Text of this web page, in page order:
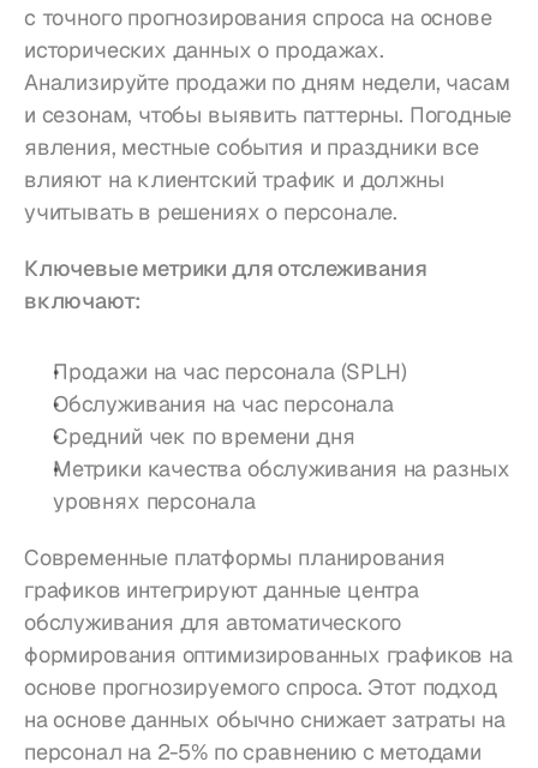
с точного прогнозирования спроса на основе
исторических данных о продажах.
Анализируйте продажи по дням недели, часам
и сезонам, чтобы выявить паттерны. Погодные
явления, местные события и праздники все
влияют на клиентский трафик и должны
учитывать в решениях о персонале.
Ключевые метрики для отслеживания
включают:
Продажи на час персонала (SPLH)
Обслуживания на час персонала
Средний чек по времени дня
Метрики качества обслуживания на разных
уровнях персонала
Современные платформы планирования
графиков интегрируют данные центра
обслуживания для автоматического
формирования оптимизированных графиков на
основе прогнозируемого спроса. Этот подход
на основе данных обычно снижает затраты на
персонал на 2-5% по сравнению с методами